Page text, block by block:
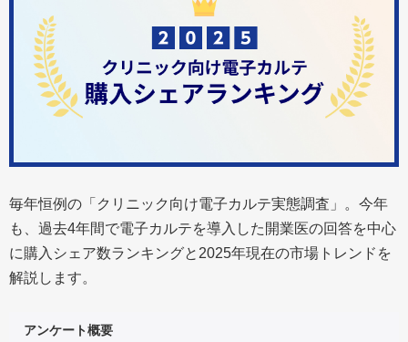
毎年恒例の「クリニック向け電子カルテ実態調査」。今年
も、過去4年間で電子カルテを導入した開業医の回答を中心
に購入シェア数ランキングと2025年現在の市場トレンドを
解説します。
アンケート概要